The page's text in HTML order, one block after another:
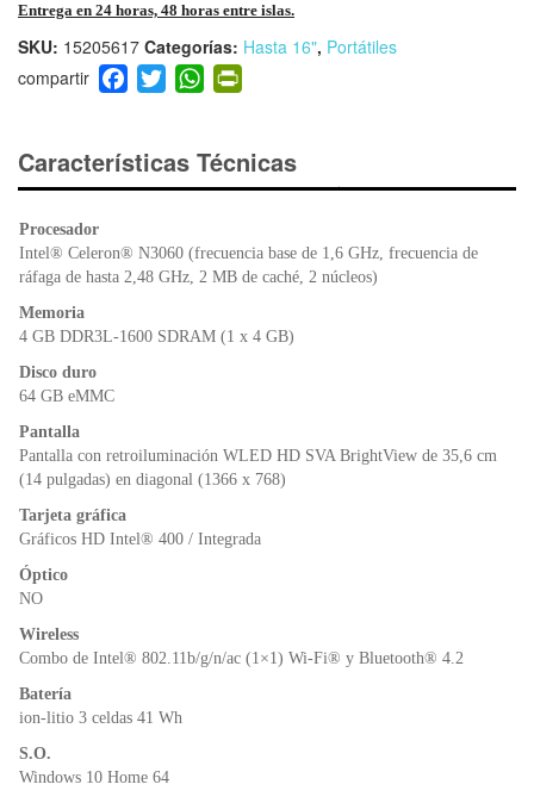
Entrega en 24 horas, 48 horas entre islas.
SKU: 15205617 Categorías: Hasta 16", Portátiles
F
a
e
b
o
k
T
wi
er
W
h
s
A
p
ri
e
dl
y
Características Técnicas
Procesador
Intel® Celeron® N3060 (frecuencia base de 1,6 GHz, frecuencia de
ráfaga de hasta 2,48 GHz, 2 MB de caché, 2 núcleos)
Memoria
4 GB DDR3L-1600 SDRAM (1 x 4 GB)
Disco duro
64 GB eMMC
Pantalla
Pantalla con retroiluminación WLED HD SVA BrightView de 35,6 cm
(14 pulgadas) en diagonal (1366 x 768)
Tarjeta gráfica
Gráficos HD Intel® 400 / Integrada
Óptico
NO
Wireless
Combo de Intel® 802.11b/g/n/ac (1×1) Wi-Fi® y Bluetooth® 4.2
Batería
ion-litio 3 celdas 41 Wh
S.O.
Windows 10 Home 64